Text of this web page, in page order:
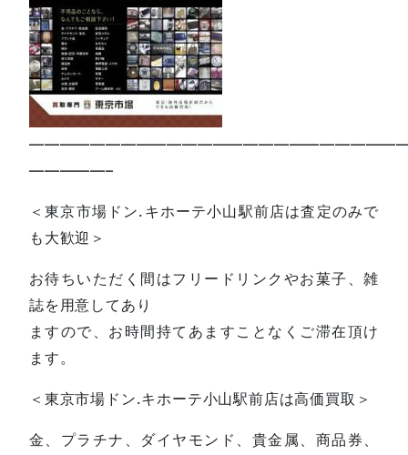
—————–
＜東京市場ドン.キホーテ小山駅前店は査定のみで
も大歓迎＞
お待ちいただく間はフリードリンクやお菓子、雑
誌を用意してあり
ますので、お時間持てあますことなくご滞在頂け
ます。
＜東京市場ドン.キホーテ小山駅前店は高価買取＞
金、プラチナ、ダイヤモンド、貴金属、商品券、